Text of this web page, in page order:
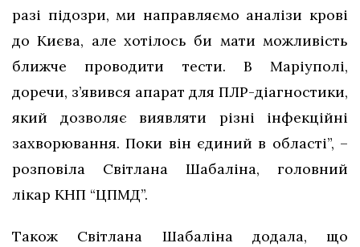
разі підозри, ми направляємо аналізи крові
до Києва, але хотілось би мати можливість
ближче проводити тести. В Маріуполі,
доречи, з’явився апарат для ПЛР-діагностики,
який дозволяє виявляти різні інфекційні
захворювання. Поки він єдиний в області”, –
розповіла Світлана Шабаліна, головний
лікар КНП “ЦПМД”.
Також Світлана Шабаліна додала, що